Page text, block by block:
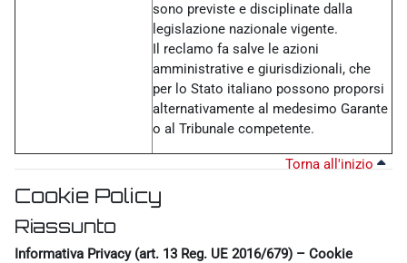
sono previste e disciplinate dalla
legislazione nazionale vigente.
Il reclamo fa salve le azioni
amministrative e giurisdizionali, che
per lo Stato italiano possono proporsi
alternativamente al medesimo Garante
o al Tribunale competente.
Torna all'inizio
Cookie Policy
Riassunto
Informativa Privacy (art. 13 Reg. UE 2016/679) – Cookie